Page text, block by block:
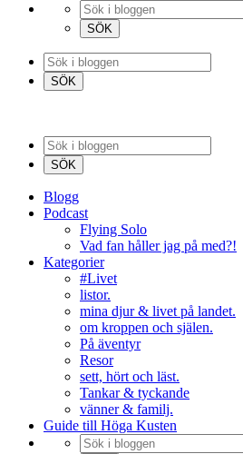
Blogg
Podcast
Flying Solo
Vad fan håller jag på med?!
Kategorier
#Livet
listor.
mina djur & livet på landet.
om kroppen och själen.
På äventyr
Resor
sett, hört och läst.
Tankar & tyckande
vänner & familj.
Guide till Höga Kusten